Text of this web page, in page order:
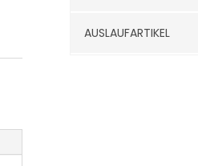
AUSLAUFARTIKEL